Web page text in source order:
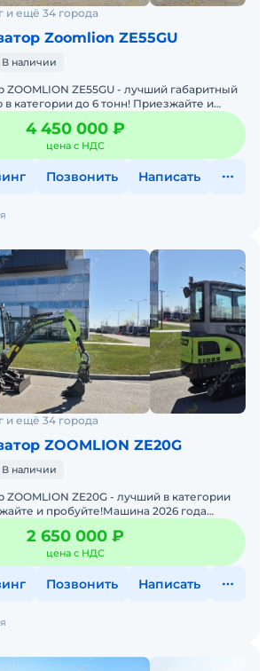
и ещё 34 города
Zoomlion ZE55GU
В наличии
ZOOMLION ZE55GU - лучший габаритный
в категории до 6 тонн! Приезжайте и
2026 года выпуска с гарантией.
4 450 000 ₽
цена с НДС
Позвонить Написать
и ещё 34 города
ZOOMLION ZE20G
В наличии
ZOOMLION ZE20G - лучший в категории
и пробуйте!Машина 2026 года
высокотехнологичная кабина, элект
2 650 000 ₽
цена с НДС
Позвонить Написать